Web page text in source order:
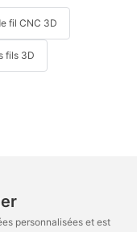
fil CNC 3D
fils 3D
personnalisées et est